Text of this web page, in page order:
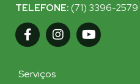
TELEFONE: (71) 3396-2579
Serviços